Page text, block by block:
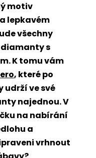
motiv
lepkavém
všechny
s
K tomu vám
, které po
udrží ve své
najednou. V
na nabírání
a
vrhnout